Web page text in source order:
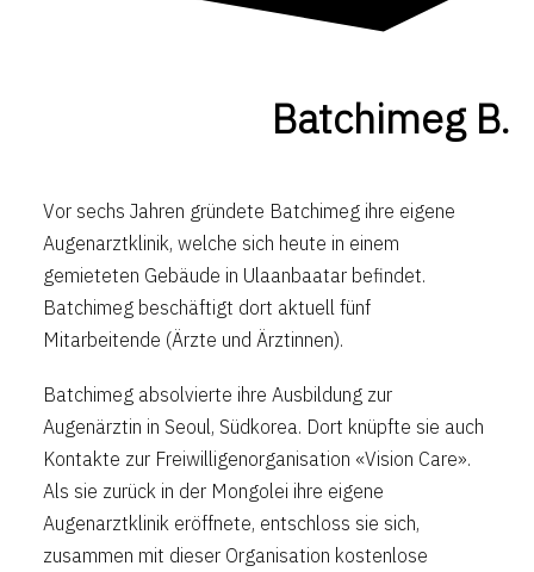
Batchimeg B.
Vor sechs Jahren gründete Batchimeg ihre eigene
Augenarztklinik, welche sich heute in einem
gemieteten Gebäude in Ulaanbaatar befindet.
Batchimeg beschäftigt dort aktuell fünf
Mitarbeitende (Ärzte und Ärztinnen).
Batchimeg absolvierte ihre Ausbildung zur
Augenärztin in Seoul, Südkorea. Dort knüpfte sie auch
Kontakte zur Freiwilligenorganisation «Vision Care».
Als sie zurück in der Mongolei ihre eigene
Augenarztklinik eröffnete, entschloss sie sich,
zusammen mit dieser Organisation kostenlose